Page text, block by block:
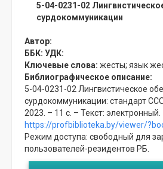
5-04-0231-02
сурдокоммуникации
Автор:
ББК: УДК:
Ключевые слова: жесты; язык
Библиографическое описание:
5-04-0231-02 Лингвистическое
сурдокоммуникации: стандарт
2023. – 11 с. – Текст: электронный.
https://profbiblioteka.by/viewer/
Режим доступа: свободный для
пользователей-резидентов РБ.